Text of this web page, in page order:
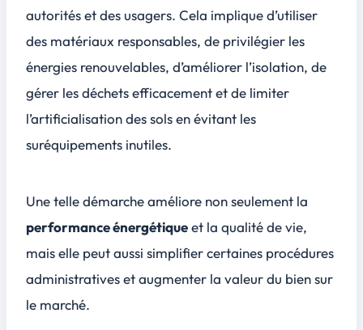
autorités et des usagers. Cela implique d’utiliser
des matériaux responsables, de privilégier les
énergies renouvelables, d’améliorer l’isolation, de
gérer les déchets efficacement et de limiter
l’artificialisation des sols en évitant les
suréquipements inutiles.
Une telle démarche améliore non seulement la
performance énergétiqueet la qualité de vie,
mais elle peut aussi simplifier certaines procédures
administratives et augmenter la valeur du bien sur
le marché.